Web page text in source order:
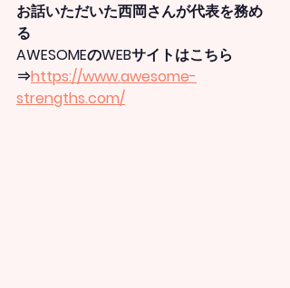
お話いただいた西岡さんが代表を務め
る
AWESOMEのWEBサイトはこちら
⇒https://www.awesome-
strengths.com/